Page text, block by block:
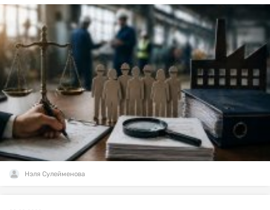
Нэля Сулейменова